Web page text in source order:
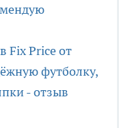
Fix Price от
футболку,
- отзыв